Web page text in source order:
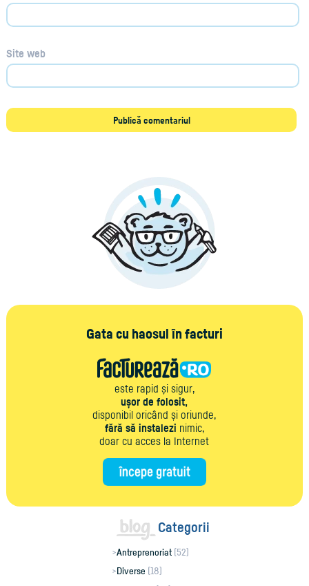
Site web
Gata cu haosul în facturi
este rapid și sigur,
ușor de folosit,
disponibil oricând și oriunde,
fără să instalezi nimic,
doar cu acces la Internet
Categorii
Antreprenoriat (52)
Diverse (18)